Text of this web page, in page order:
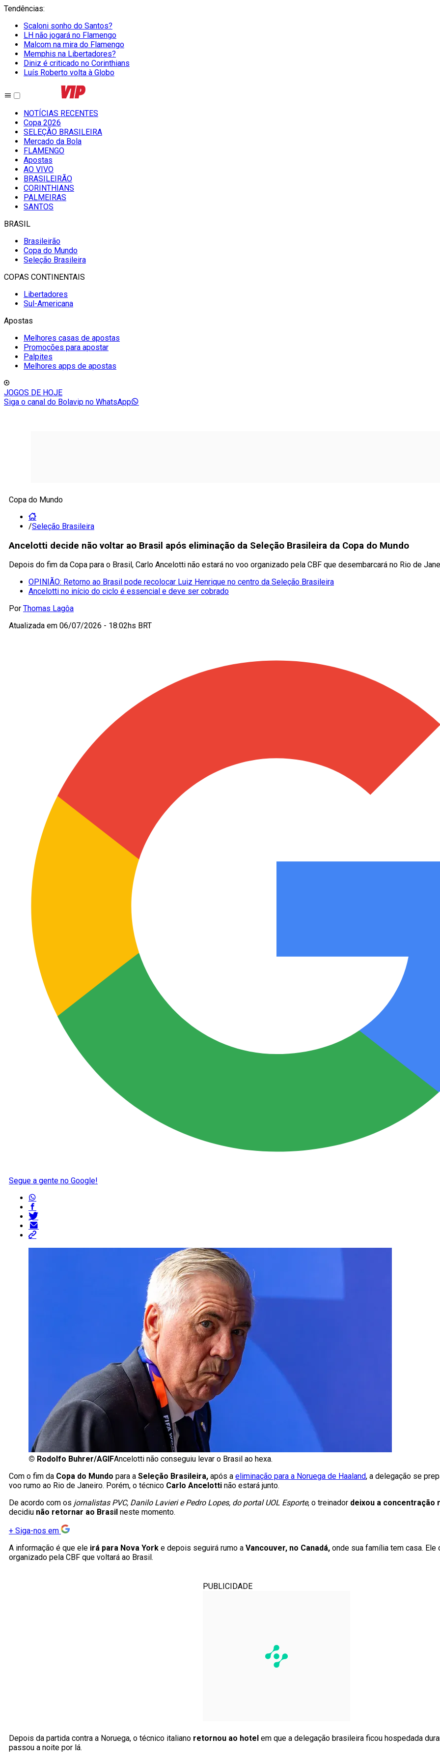
Tendências:
Scaloni sonho do Santos?
LH não jogará no Flamengo
Malcom na mira do Flamengo
Memphis na Libertadores?
Diniz é criticado no Corinthians
Luís Roberto volta à Globo
NOTÍCIAS RECENTES
Copa 2026
SELEÇÃO BRASILEIRA
Mercado da Bola
FLAMENGO
Apostas
AO VIVO
BRASILEIRÃO
CORINTHIANS
PALMEIRAS
SANTOS
BRASIL
Brasileirão
Copa do Mundo
Seleção Brasileira
COPAS CONTINENTAIS
Libertadores
Sul-Americana
Apostas
Melhores casas de apostas
Promoções para apostar
Palpites
Melhores apps de apostas
JOGOS DE HOJE
Siga o canal do Bolavip no WhatsApp
Copa do Mundo
/Seleção Brasileira
Ancelotti decide não voltar ao Brasil após eliminação da Seleção Brasileira da Copa do Mundo
Depois do fim da Copa para o Brasil, Carlo Ancelotti não estará no voo organizado pela CBF que desembarcará no Rio de
OPINIÃO: Retorno ao Brasil pode recolocar Luiz Henrique no centro da Seleção Brasileira
Ancelotti no início do ciclo é essencial e deve ser cobrado
Por Thomas Lagôa
Atualizada em 06/07/2026 - 18:02hs BRT
Segue a gente no Google!
© Rodolfo Buhrer/AGIFAncelotti não conseguiu levar o Brasil ao hexa.
Com o fim da Copa do Mundo para a Seleção Brasileira, após a eliminação para a Noruega de Haaland, a delegação se
voo rumo ao Rio de Janeiro. Porém, o técnico Carlo Ancelotti não estará junto.
De acordo com os jornalistas PVC, Danilo Lavieri e Pedro Lopes, do portal UOL Esporte, o treinador deixou a
decidiu não retornar ao Brasil neste momento.
+ Siga-nos em
A informação é que ele irá para Nova York e depois seguirá rumo a Vancouver, no Canadá, onde sua família tem casa. Ele
organizado pela CBF que voltará ao Brasil.
PUBLICIDADE
Depois da partida contra a Noruega, o técnico italiano retornou ao hotel em que a delegação brasileira ficou hospedada
passou a noite por lá.